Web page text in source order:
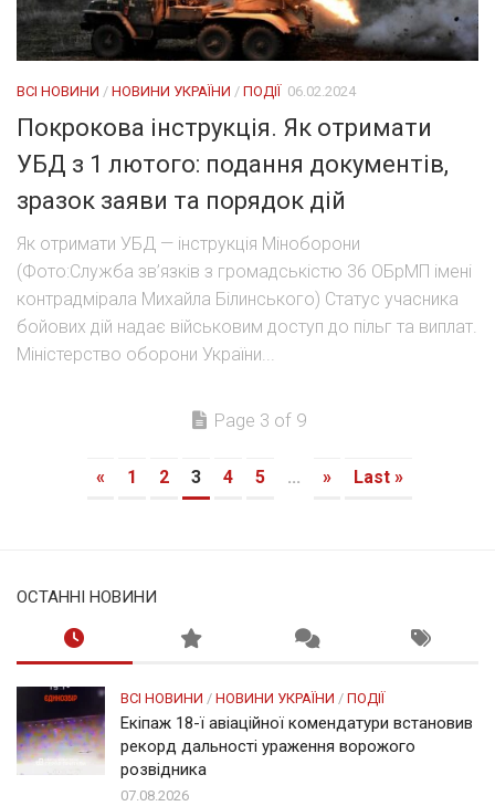
ВСІ НОВИНИ / НОВИНИ УКРАЇНИ / ПОДІЇ 06.02.2024
Покрокова інструкція. Як отримати
УБД з 1 лютого: подання документів,
зразок заяви та порядок дій
Як отримати УБД — інструкція Міноборони
(Фото:Служба зв’язків з громадськістю 36 ОБрМП імені
контрадмірала Михайла Білинського) Статус учасника
бойових дій надає військовим доступ до пільг та виплат.
Міністерство оборони України...
Page 3 of 9
« 1 2 3 4 5 ... » Last »
ОСТАННІ НОВИНИ
ВСІ НОВИНИ / НОВИНИ УКРАЇНИ / ПОДІЇ
Екіпаж 18-ї авіаційної комендатури встановив
рекорд дальності ураження ворожого
розвідника
07.08.2026